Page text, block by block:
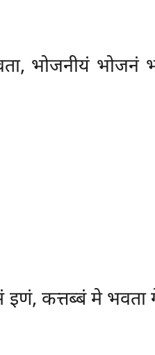
भोजनीयं
इणं, कत्तब्बं मे